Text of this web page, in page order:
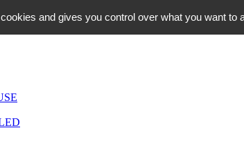
and gives you control over what you want to